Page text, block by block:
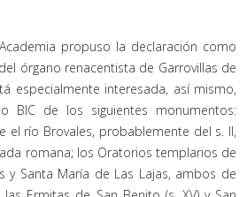
propuso la declaración como
órgano renacentista de Garrovillas de
especialmente interesada, así mismo,
BIC de los siguientes monumentos:
el río Brovales, probablemente del s. II,
romana; los Oratorios templarios de
y Santa María de Las Lajas, ambos de